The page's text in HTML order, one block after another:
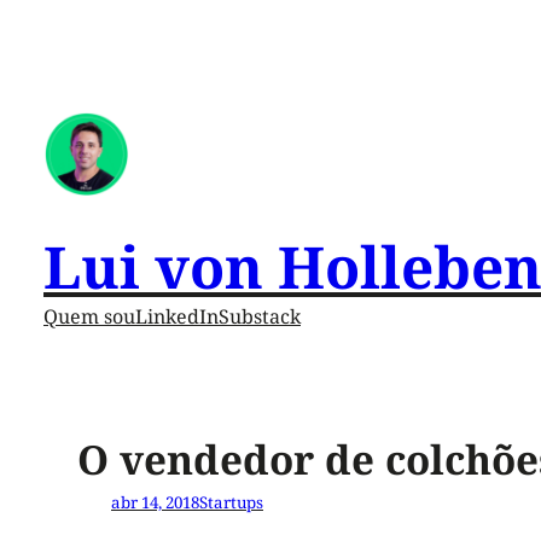
Lui von Holleben
Quem souLinkedInSubstack
O vendedor de
abr 14, 2018Startups